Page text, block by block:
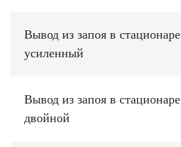
Вывод из запоя в стационаре
усиленный
Вывод из запоя в стационаре
двойной